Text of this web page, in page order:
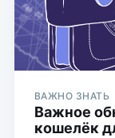
ВАЖНО ЗНАТЬ
Важное
кошелёк